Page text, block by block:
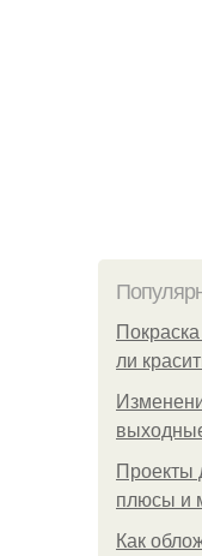
ли
плюсы и
Как